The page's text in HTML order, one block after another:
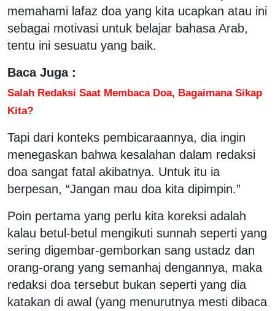
memahami lafaz doa yang kita ucapkan atau ini
sebagai motivasi untuk belajar bahasa Arab,
tentu ini sesuatu yang baik.
Baca Juga :
Salah Redaksi Saat Membaca Doa, Bagaimana Sikap
Kita?
Tapi dari konteks pembicaraannya, dia ingin
menegaskan bahwa kesalahan dalam redaksi
doa sangat fatal akibatnya. Untuk itu ia
berpesan, “Jangan mau doa kita dipimpin.”
Poin pertama yang perlu kita koreksi adalah
kalau betul-betul mengikuti sunnah seperti yang
sering digembar-gemborkan sang ustadz dan
orang-orang yang semanhaj dengannya, maka
redaksi doa tersebut bukan seperti yang dia
katakan di awal (yang menurutnya mesti dibaca